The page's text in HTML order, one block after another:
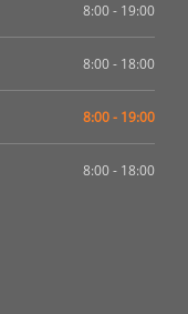
8:00 - 19:00
8:00 - 18:00
8:00 - 19:00
8:00 - 18:00